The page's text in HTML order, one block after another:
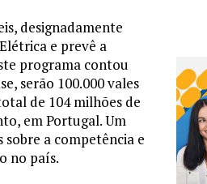
designadamente
e prevê a
programa contou
serão 100.000 vales
de 104 milhões de
em Portugal. Um
a competência e
no país.